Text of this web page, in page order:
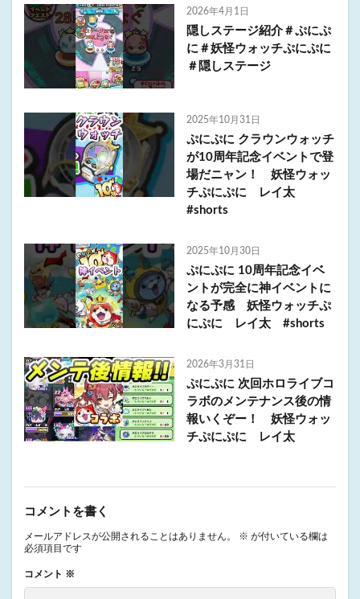
2026年4月1日
隠しステージ紹介＃ぷにぷ
に＃妖怪ウォッチぷにぷに
＃隠しステージ
2025年10月31日
ぷにぷに クラウンウォッチ
が10周年記念イベントで登
場だニャン！ 妖怪ウォッ
チぷにぷに レイ太
#shorts
2025年10月30日
ぷにぷに 10周年記念イベ
ントが完全に神イベントに
なる予感 妖怪ウォッチぷ
にぷに レイ太 #shorts
2026年3月31日
ぷにぷに 次回ホロライブコ
ラボのメンテナンス後の情
報いくぞー！ 妖怪ウォッ
チぷにぷに レイ太
コメントを書く
メールアドレスが公開されることはありません。 ※ が付いている欄は
必須項目です
コメント ※